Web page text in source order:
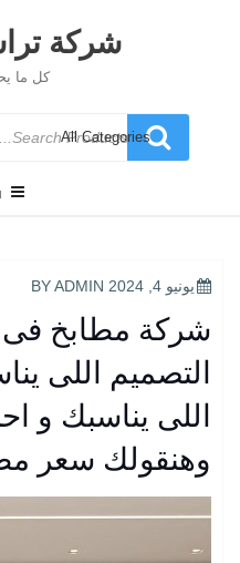
شركة
كل ما
Search
for
POSTED
يونيو 4, 2024 ADMIN
شركة مطابخ فى
التصميم اللى
اللى يناسبك و
وهنقولك سعر